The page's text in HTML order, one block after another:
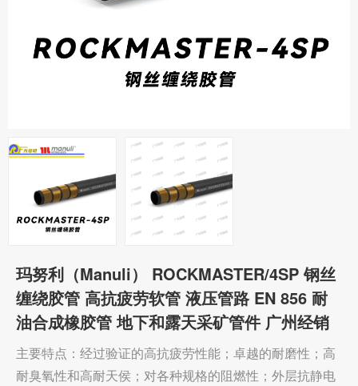
玛努利（Manuli） ROCKMASTER/4SP 钢丝
缠绕胶管 高抗疲劳软管 液压管路 EN 856 耐
油合成橡胶管 地下和露天采矿管件 广州经销
主要特点：经过验证的高抗疲劳性能；卓越的耐磨性；高
耐臭氧性和高耐天侯；对各种规格的阻燃性；外层抗静电